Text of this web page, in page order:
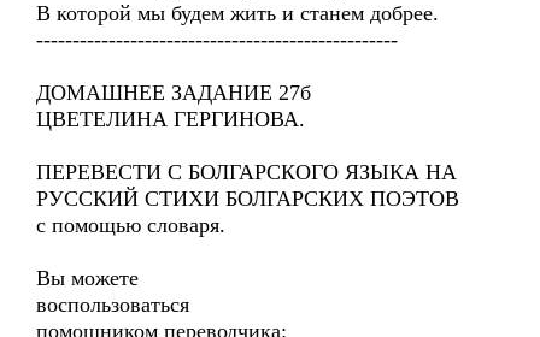
В которой мы будем жить и станем добрее.
--------------------------------------------------
ДОМАШНЕЕ ЗАДАНИЕ 27б
ЦВЕТЕЛИНА ГЕРГИНОВА.
ПЕРЕВЕСТИ С БОЛГАРСКОГО ЯЗЫКА НА
РУССКИЙ СТИХИ БОЛГАРСКИХ ПОЭТОВ
с помощью словаря.
Вы можете
воспользоваться
помощником переводчика: